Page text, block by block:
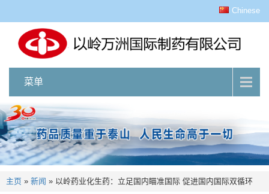
Chinese
菜单
主页 » 新闻 » 以岭药业化生药：立足国内瞄准国际 促进国内国际双循环